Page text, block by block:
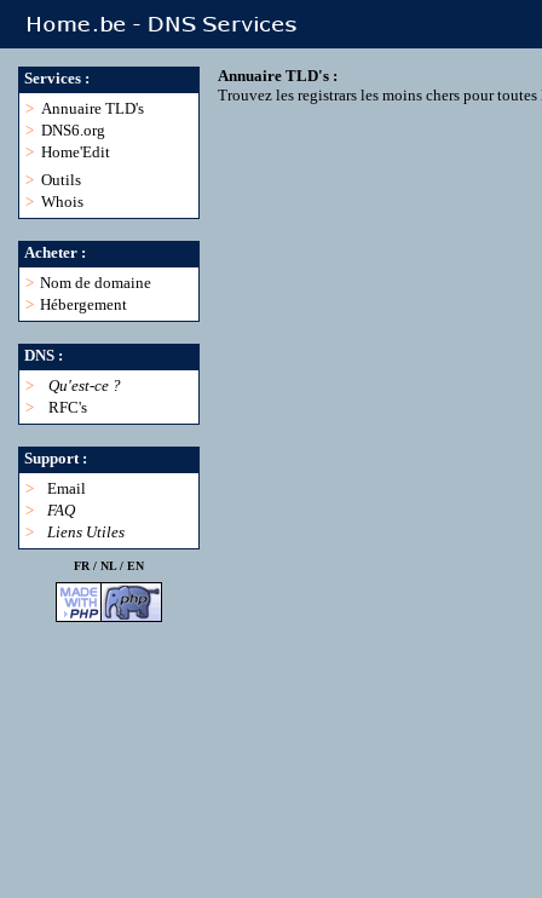
Services :
> Annuaire TLD's
> DNS6.org
> Home'Edit
> Outils
> Whois
Acheter :
> Nom de domaine
> Hébergement
DNS :
>
Qu'est-ce ?
>
RFC's
Support :
>
Email
>
FAQ
>
Liens Utiles
FR / NL/ EN
Annuaire TLD's :
Trouvez les registrars les moins chers pour